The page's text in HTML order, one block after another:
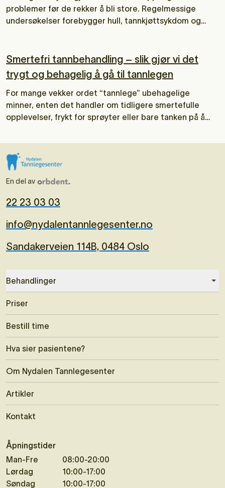
problemer før de rekker å bli store. Regelmessige
undersøkelser forebygger hull, tannkjøttsykdom og
Smertefri tannbehandling – slik gjør vi det
trygt og behagelig å gå til tannlegen
For mange vekker ordet “tannlege” ubehagelige
minner, enten det handler om tidligere smertefulle
opplevelser, frykt for sprøyter eller bare tanken på å
En del av
22 23 03 03
info@nydalentannlegesenter.no
Sandakerveien 114B, 0484 Oslo
Behandlinger
Priser
Bestill time
Hva sier pasientene?
Om Nydalen Tannlegesenter
Artikler
Kontakt
Åpningstider
Man-Fre
08:00-20:00
Lørdag
10:00-17:00
Søndag
10:00-17:00